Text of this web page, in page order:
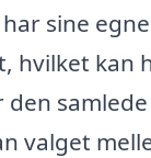
sine
hvilket kan
valget